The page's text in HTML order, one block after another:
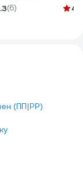
500 гр Л/
(6) 4.4
(ПП|PP)